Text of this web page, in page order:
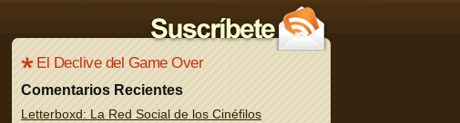
El Declive del Game Over
Comentarios Recientes
Letterboxd: La Red Social de los Cinéfilos